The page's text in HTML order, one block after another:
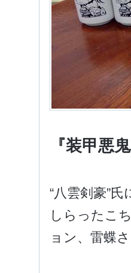
『装甲悪
“八雲剣豪”
しらったこ
ョン、雷蝶